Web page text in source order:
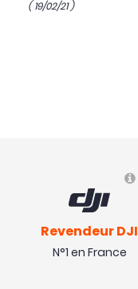
( 19/02/21 )
Revendeur DJI
N°1 en France